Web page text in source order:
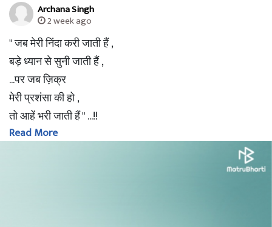
Archana Singh
2 week ago
" जब मेरी निंदा करी जाती हैं ,
बड़े ध्यान से सुनी जाती हैं ,
...पर जब ज़िक्र
मेरी प्रशंसा की हो ,
तो आहें भरी जाती हैं " ...!!
अर्चना सिंह ✍🏻
Read More